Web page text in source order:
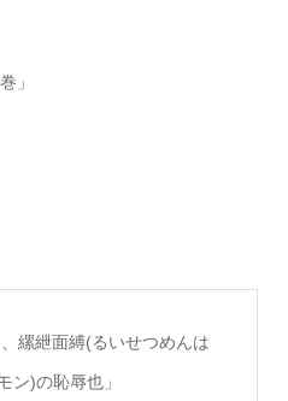
」
縲紲面縛(るいせつめんは
ン)の恥辱也」